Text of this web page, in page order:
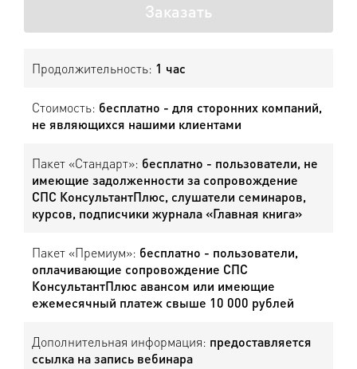
Заказать
Продолжительность: 1 час
Стоимость: бесплатно - для сторонних компаний,
не являющихся нашими клиентами
Пакет «Стандарт»: бесплатно - пользователи, не
имеющие задолженности за сопровождение
СПС КонсультантПлюс, слушатели семинаров,
курсов, подписчики журнала «Главная книга»
Пакет «Премиум»: бесплатно - пользователи,
оплачивающие сопровождение СПС
КонсультантПлюс авансом или имеющие
ежемесячный платеж свыше 10 000 рублей
Дополнительная информация: предоставляется
ссылка на запись вебинара